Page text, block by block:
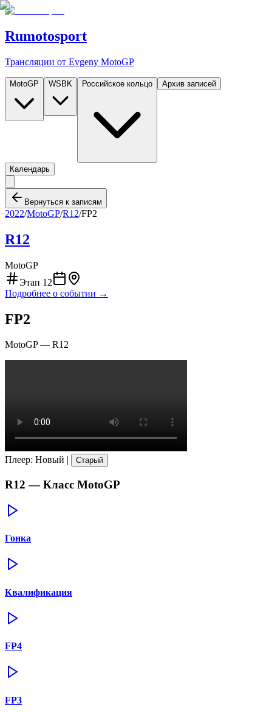
Rumotosport
Трансляции от Evgeny MotoGP
MotoGP WSBK Российское кольцо Архив записей
Календарь
Вернуться к записям
2022/MotoGP/R12/FP2
R12
MotoGP
Этап 12
Подробнее о событии →
FP2
MotoGP— R12
Плеер: Новый | Старый
R12 — Класс MotoGP
Гонка
Квалификация
FP4
FP3